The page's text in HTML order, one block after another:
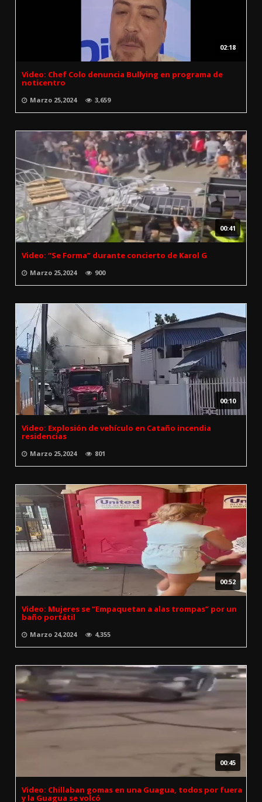
02:18
Video: Chef Colo denuncia Bullying en programa de
noticentro
Marzo 25,2024 3,659
00:41
Video: “Se Forma” durante concierto de Karol G
Marzo 25,2024 900
00:10
Video: Explosión de vehículo en Cataño incendia
residencias
Marzo 25,2024 801
00:52
Video: Mujeres se “Empaquetan a alas trompas” por un
baño portátil
Marzo 24,2024 4,355
00:45
Video: Chillaban gomas en una Guagua, todos por fuera
y la Guagua se volcó